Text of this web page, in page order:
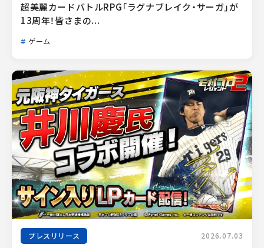
超美麗カードバトルRPG「ラグナブレイク・サーガ」が
13周年！皆さまの...
ゲーム
プレスリリース 2026.07.03